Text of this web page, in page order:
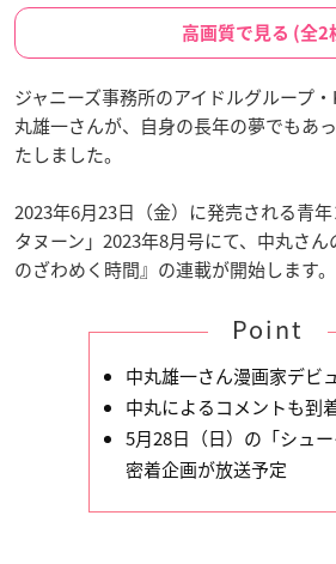
高画質で見る (全2
ジャニーズ事務所のアイドルグループ
丸雄一さんが、自身の長年の夢でもあ
たしました。
2023年6月23日（金）に発売される青
タヌーン」2023年8月号にて、中丸さ
のざわめく時間』の連載が開始します。
Point
中丸雄一さん漫画家デビ
中丸によるコメントも到
5月28日（日）の「シュ
密着企画が放送予定